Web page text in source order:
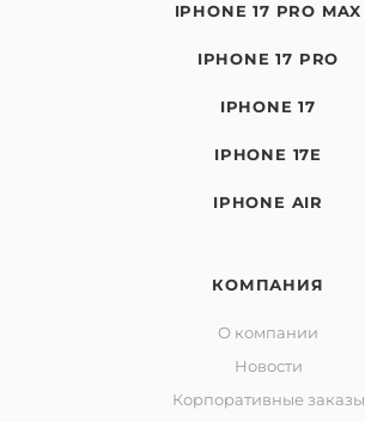
IPHONE 17 PRO MAX
IPHONE 17 PRO
IPHONE 17
IPHONE 17E
IPHONE AIR
КОМПАНИЯ
О компании
Новости
Корпоративные заказы